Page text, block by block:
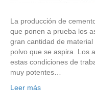
La producción de
que ponen a prueba los
gran cantidad de
polvo que se aspira. Los
estas condiciones de
muy potentes…
Leer más